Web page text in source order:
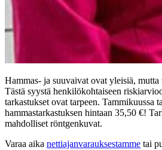
Hammas- ja suuvaivat ovat yleisiä,
Tästä syystä henkilökohtaiseen
tarkastukset ovat tarpeen. Tammikuussa
hammastarkastuksen hintaan 35,50 €!
mahdolliset röntgenkuvat.
Varaa aika nettiajanvarauksestamme tai